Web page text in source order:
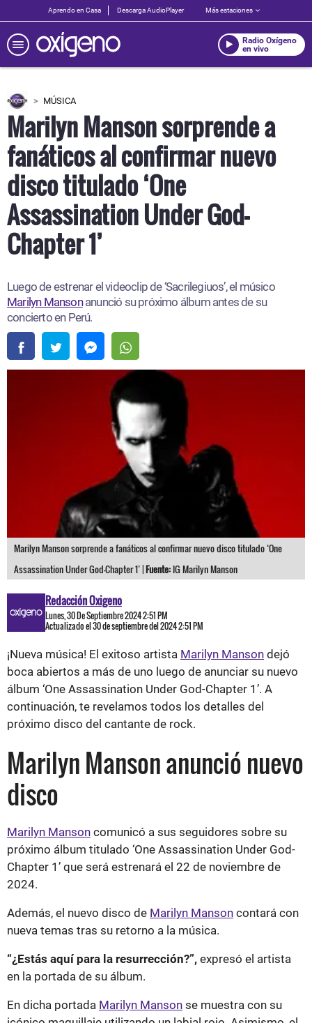
Aprendo en Casa Descarga AudioPlayer Más estaciones
Radio Oxígeno
en vivo
MÚSICA
Marilyn Manson sorprende a
fanáticos al confirmar nuevo
disco titulado ‘One
Assassination Under God-
Chapter 1’
Luego de estrenar el videoclip de ‘Sacrilegiuos’, el músico
Marilyn Mansonanunció su próximo álbum antes de su
concierto en Perú.
Marilyn Manson sorprende a fanáticos al confirmar nuevo disco titulado ‘One
Assassination Under God-Chapter 1’ |Fuente: IG Marilyn Manson
Redacción Oxigeno
Lunes, 30 De Septiembre 2024 2:51 PM
Actualizado el 30 de septiembre del 2024 2:51 PM
¡Nueva música! El exitoso artista Marilyn Manson dejó
boca abiertos a más de uno luego de anunciar su nuevo
álbum ‘One Assassination Under God-Chapter 1’. A
continuación, te revelamos todos los detalles del
próximo disco del cantante de rock.
Marilyn Manson anunció nuevo
disco
Marilyn Manson comunicó a sus seguidores sobre su
próximo álbum titulado ‘One Assassination Under God-
Chapter 1’ que será estrenará el 22 de noviembre de
2024.
Además, el nuevo disco de Marilyn Manson contará con
nueva temas tras su retorno a la música.
“¿Estás aquí para la resurrección?”, expresó el artista
en la portada de su álbum.
En dicha portada Marilyn Manson se muestra con su